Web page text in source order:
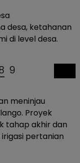
desa, ketahanan
di level desa.
9
meninjau
Proyek
tahap akhir dan
pertanian